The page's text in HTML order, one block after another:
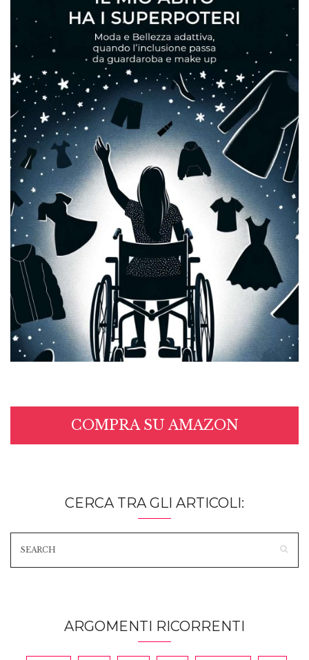
COMPRA SU AMAZON
CERCA TRA GLI ARTICOLI:
ARGOMENTI RICORRENTI